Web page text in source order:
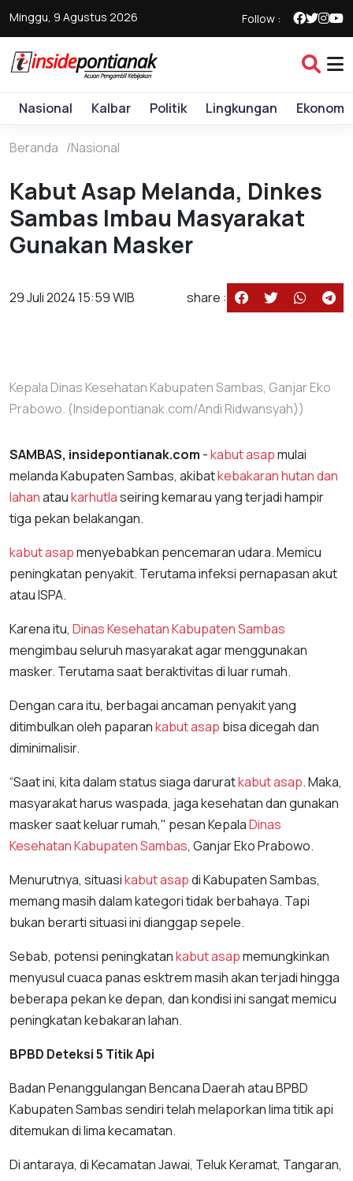
Minggu, 9 Agustus 2026 Follow :
Nasional Kalbar Politik Lingkungan Ekonomi
Beranda Nasional
Kabut Asap Melanda, Dinkes
Sambas Imbau Masyarakat
Gunakan Masker
29 Juli 2024 15:59 WIB share :
Kepala Dinas Kesehatan Kabupaten Sambas, Ganjar Eko
Prabowo. (Insidepontianak.com/Andi Ridwansyah))
SAMBAS, insidepontianak.com -kabut asapmulai
melanda Kabupaten Sambas, akibatkebakaran hutan dan
lahanataukarhutlaseiring kemarau yang terjadi hampir
tiga pekan belakangan.
kabut asapmenyebabkan pencemaran udara. Memicu
peningkatan penyakit. Terutama infeksi pernapasan akut
atau ISPA.
Karena itu, Dinas Kesehatan Kabupaten Sambas
mengimbau seluruh masyarakat agar menggunakan
masker. Terutama saat beraktivitas di luar rumah.
Dengan cara itu, berbagai ancaman penyakit yang
ditimbulkan oleh paparankabut asap bisa dicegah dan
diminimalisir.
“Saat ini, kita dalam status siaga daruratkabut asap. Maka,
masyarakat harus waspada, jaga kesehatan dan gunakan
masker saat keluar rumah," pesan KepalaDinas
Kesehatan Kabupaten Sambas, Ganjar Eko Prabowo.
Menurutnya, situasikabut asapdi Kabupaten Sambas,
memang masih dalam kategori tidak berbahaya. Tapi
bukan berarti situasi ini dianggap sepele.
Sebab, potensi peningkatankabut asapmemungkinkan
menyusul cuaca panas esktrem masih akan terjadi hingga
beberapa pekan ke depan, dan kondisi ini sangat memicu
peningkatan kebakaran lahan.
BPBD Deteksi 5 Titik Api
Badan Penanggulangan Bencana Daerah atau BPBD
Kabupaten Sambas sendiri telah melaporkan lima titik api
ditemukan di lima kecamatan.
Di antaraya, di Kecamatan Jawai, Teluk Keramat, Tangaran,